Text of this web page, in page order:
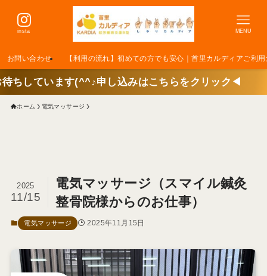
insta MENU
お問い合わせ 【利用の流れ】初めての方でも安心｜首里カルディアご利
込みはこちらをクリック◀
ホーム 電気マッサージ
電気マッサージ（スマイル鍼灸
整骨院様からのお仕事）
2025
11/15
電気マッサージ 2025年11月15日